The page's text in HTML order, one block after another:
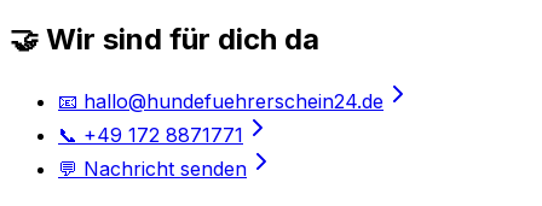
🤝 Wir sind für dich da
📧 hallo@hundefuehrerschein24.de
📞 +49 172 8871771
💬 Nachricht senden